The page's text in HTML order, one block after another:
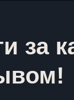
за